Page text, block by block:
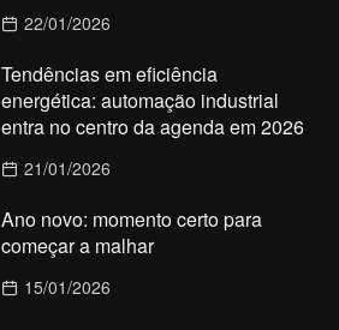
22/01/2026
Tendências em eficiência
energética: automação industrial
entra no centro da agenda em 2026
21/01/2026
Ano novo: momento certo para
começar a malhar
15/01/2026